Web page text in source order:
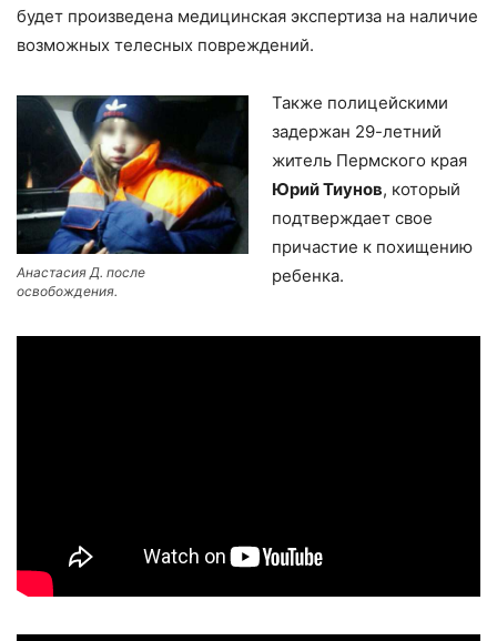
будет произведена медицинская экспертиза на наличие
возможных телесных повреждений.
Анастасия Д. после
освобождения.
Также полицейскими
задержан 29-летний
житель Пермского края
Юрий Тиунов, который
подтверждает свое
причастие к похищению
ребенка.